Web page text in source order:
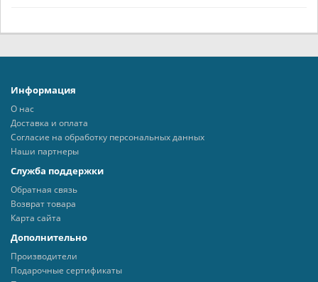
Информация
О нас
Доставка и оплата
Согласие на обработку персональных данных
Наши партнеры
Служба поддержки
Обратная связь
Возврат товара
Карта сайта
Дополнительно
Производители
Подарочные сертификаты